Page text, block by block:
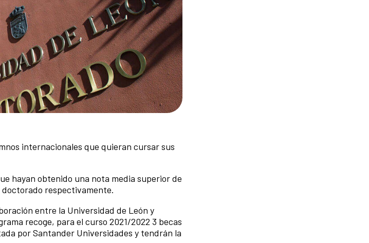
internacionales que quieran cursar sus
hayan obtenido una nota media superior de
doctorado respectivamente.
entre la Universidad de León y
recoge, para el curso 2021/2022 3 becas
por Santander Universidades y tendrán la